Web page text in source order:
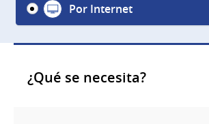
Por Internet
¿Qué se necesita?